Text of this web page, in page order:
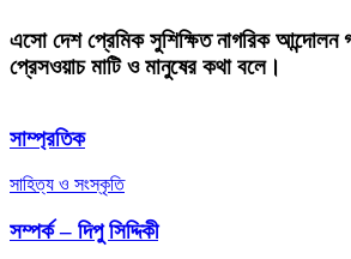
এসো দেশ প্রেমিক সুশিক্ষিত নাগরিক আন্দোলন
প্রেসওয়াচ মাটি ও মানুষের কথা বলে।
সাম্প্রতিক
সাহিত্য ও সংস্কৃতি
সম্পর্ক – দিপু সিদ্দিকী